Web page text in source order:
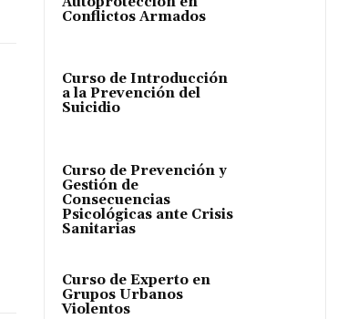
Conflictos Armados
Curso de Introducción
a la Prevención del
Suicidio
Curso de Prevención y
Gestión de
Consecuencias
Psicológicas ante Crisis
Sanitarias
Curso de Experto en
Grupos Urbanos
Violentos